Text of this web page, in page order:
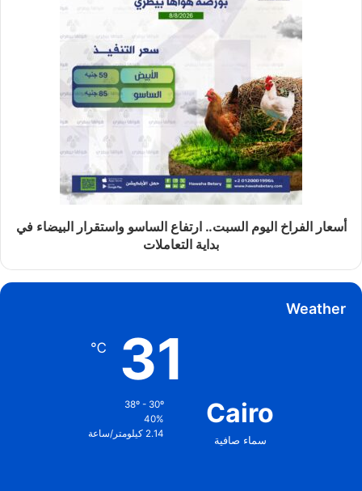
أسعار الفراخ اليوم السبت.. ارتفاع الساسو واستقرار البيضاء في
بداية التعاملات
Weather
Cairo
سماء صافية
31
℃
40%
2.14 كيلومتر/ساعة